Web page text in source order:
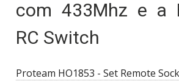
com 433Mhz e a
RC Switch
Proteam HO1853 - Set Remote